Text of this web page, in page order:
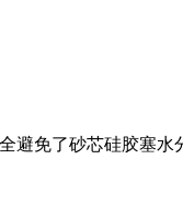
避免了砂芯硅胶塞